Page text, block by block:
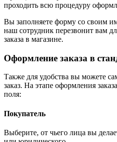
проходить всю процедуру
Вы заполняете форму со своим
наш сотрудник перезвонит вам
заказа в магазине.
Оформление заказа в
Также для удобства вы можете
заказ. На этапе оформления
поля:
Покупатель
Выберите, от чьего лица вы